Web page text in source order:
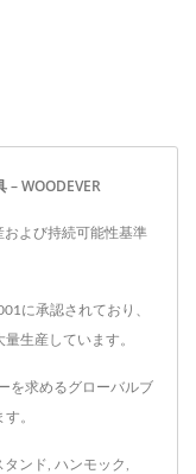
WOODEVER
よび持続可能性基準
に承認されており、
生産しています。
を求めるグローバルブ
。
タンド ハンモック